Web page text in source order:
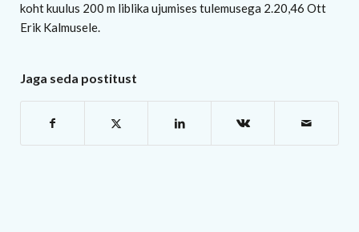
koht kuulus 200 m liblika ujumises tulemusega 2.20,46 Ott
Erik Kalmusele.
Jaga seda postitust